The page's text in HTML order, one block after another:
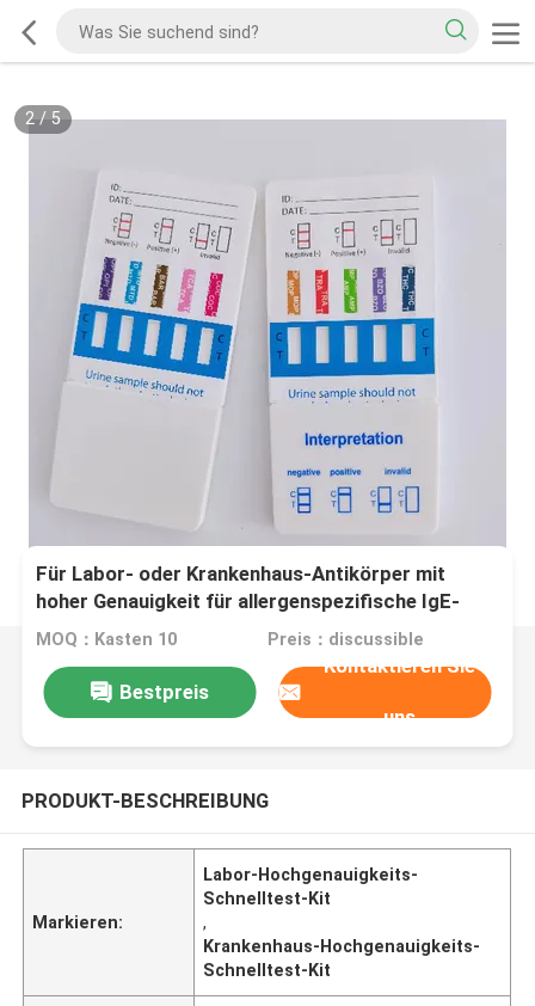
2/5
Für Labor- oder Krankenhaus-Antikörper mit
hoher Genauigkeit für allergenspezifische IgE-
Antikörper
MOQ：Kasten 10 Preis：discussible
Bestpreis
Kontaktieren Sie
uns
PRODUKT-BESCHREIBUNG
Markieren:
Labor-Hochgenauigkeits-
Schnelltest-Kit
,
Krankenhaus-Hochgenauigkeits-
Schnelltest-Kit